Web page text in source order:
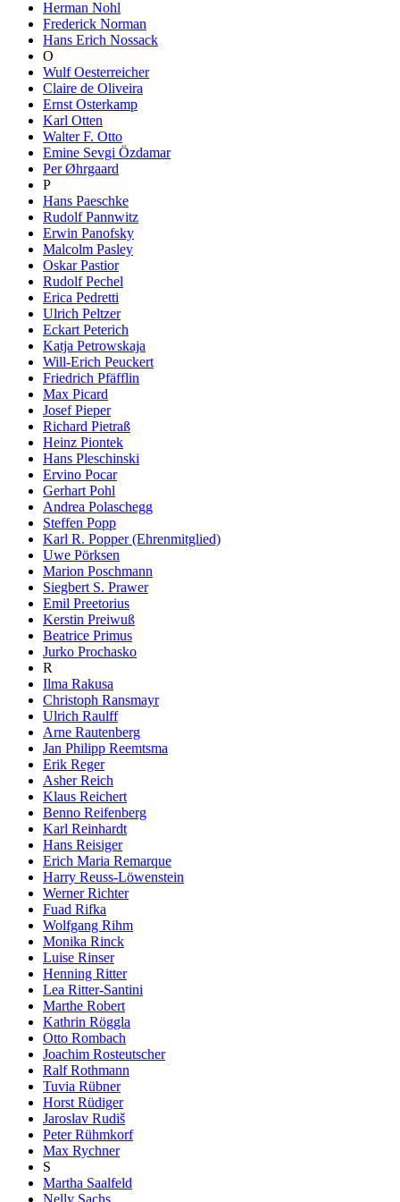
Herman Nohl
Frederick Norman
Hans Erich Nossack
O
Wulf Oesterreicher
Claire de Oliveira
Ernst Osterkamp
Karl Otten
Walter F. Otto
Emine Sevgi Özdamar
Per Øhrgaard
P
Hans Paeschke
Rudolf Pannwitz
Erwin Panofsky
Malcolm Pasley
Oskar Pastior
Rudolf Pechel
Erica Pedretti
Ulrich Peltzer
Eckart Peterich
Katja Petrowskaja
Will-Erich Peuckert
Friedrich Pfäfflin
Max Picard
Josef Pieper
Richard Pietraß
Heinz Piontek
Hans Pleschinski
Ervino Pocar
Gerhart Pohl
Andrea Polaschegg
Steffen Popp
Karl R. Popper (Ehrenmitglied)
Uwe Pörksen
Marion Poschmann
Siegbert S. Prawer
Emil Preetorius
Kerstin Preiwuß
Beatrice Primus
Jurko Prochasko
R
Ilma Rakusa
Christoph Ransmayr
Ulrich Raulff
Arne Rautenberg
Jan Philipp Reemtsma
Erik Reger
Asher Reich
Klaus Reichert
Benno Reifenberg
Karl Reinhardt
Hans Reisiger
Erich Maria Remarque
Harry Reuss-Löwenstein
Werner Richter
Fuad Rifka
Wolfgang Rihm
Monika Rinck
Luise Rinser
Henning Ritter
Lea Ritter-Santini
Marthe Robert
Kathrin Röggla
Otto Rombach
Joachim Rosteutscher
Ralf Rothmann
Tuvia Rübner
Horst Rüdiger
Jaroslav Rudiš
Peter Rühmkorf
Max Rychner
S
Martha Saalfeld
Nelly Sachs